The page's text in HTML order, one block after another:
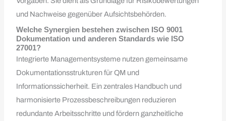
und Nachweise gegenüber Aufsichtsbehörden.
Welche Synergien bestehen zwischen ISO 9001
Dokumentation und anderen Standards wie ISO
27001?
Integrierte Managementsysteme nutzen gemeinsame
Dokumentationsstrukturen für QM und
Informationssicherheit. Ein zentrales Handbuch und
harmonisierte Prozessbeschreibungen reduzieren
redundante Arbeitsschritte und fördern ganzheitliche